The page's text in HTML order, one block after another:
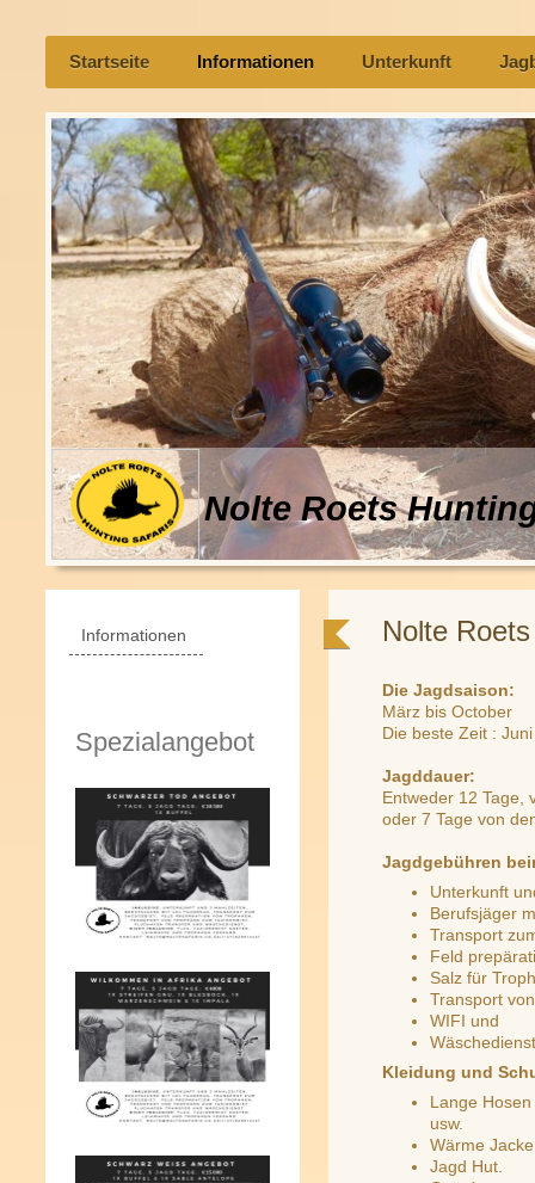
Startseite Informationen Unterkunft
Nolte Roets
Nolte
Die Jagdsaison:
März bis October
Die beste Zeit :
Jagddauer:
Entweder 12 Tage,
oder 7 Tage von
Jagdgebühren
Unterkunft
Berufsjäger
Transport
Feld
Salz für
Transport
WIFI und
Kleidung und
Lange
usw.
Wärme
Jagd Hut.
Informationen
Spezialangebot